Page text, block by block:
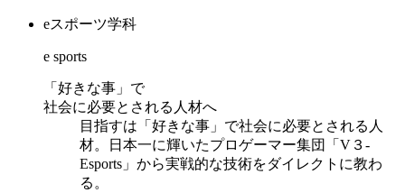
eスポーツ学科
e sports
「好きな事」で
社会に必要とされる人材へ
目指すは「好きな事」で社会に必要とされる人
材。日本一に輝いたプロゲーマー集団「V３-
Esports」から実戦的な技術をダイレクトに教わ
る。